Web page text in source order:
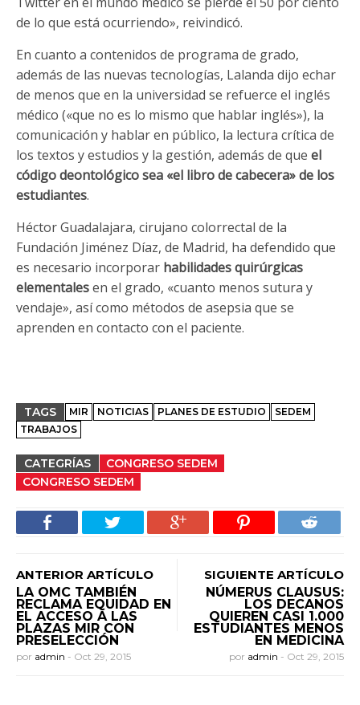
de lo que está ocurriendo», reivindicó.
En cuanto a contenidos de programa de grado,
además de las nuevas tecnologías, Lalanda dijo echar
de menos que en la universidad se refuerce el inglés
médico («que no es lo mismo que hablar inglés»), la
comunicación y hablar en público, la lectura crítica de
los textos y estudios y la gestión, además de que el
código deontológico sea «el libro de cabecera» de los
estudiantes.
Héctor Guadalajara, cirujano colorrectal de la
Fundación Jiménez Díaz, de Madrid, ha defendido que
es necesario incorporar habilidades quirúrgicas
elementalesen el grado, «cuanto menos sutura y
vendaje», así como métodos de asepsia que se
aprenden en contacto con el paciente.
TAGS MIR NOTICIAS PLANES DE ESTUDIO
SEDEM
TRABAJOS
CATEGRÍAS
CONGRESO SEDEM
CONGRESO SEDEM
ANTERIOR ARTÍCULO
LA OMC TAMBIÉN
RECLAMA EQUIDAD EN
EL ACCESO A LAS
PLAZAS MIR CON
PRESELECCIÓN
por admin - Oct 29, 2015
SIGUIENTE ARTÍCULO
NÚMERUS CLAUSUS:
LOS DECANOS
QUIEREN CASI 1.000
ESTUDIANTES MENOS
EN MEDICINA
por admin - Oct 29, 2015